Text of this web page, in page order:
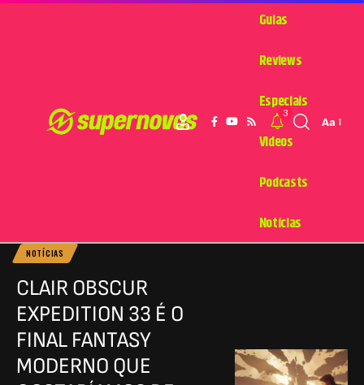
Guias
Reviews
Especiais
Videos
Podcasts
Notícias
3
Aa
NOTÍCIAS
CLAIR OBSCUR
EXPEDITION 33 É O
FINAL FANTASY
MODERNO QUE